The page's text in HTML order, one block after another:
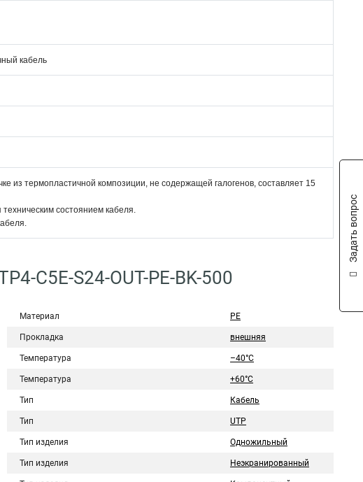
кабель
из термопластичной композиции, не содержащей галогенов, составляет 15
состоянием кабеля.
C5E-S24-OUT-PE-BK-500
Материал PE
Прокладка внешняя
Температура –40°C
Температура +60°C
Тип Кабель
Тип UTP
Тип изделия Одножильный
Тип изделия Неэкранированный
Задать вопрос